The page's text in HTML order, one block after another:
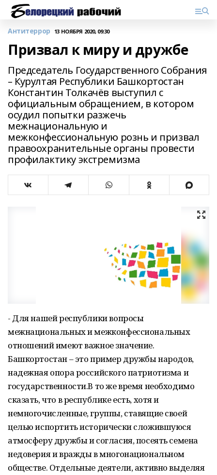
Антитеррор 13 НОЯБРЯ 2020, 09:30
Призвал к миру и дружбе
Председатель Государственного Собрания
– Курултая Республики Башкортостан
Константин Толкачёв выступил с
официальным обращением, в котором
осудил попытки разжечь
межнациональную и
межконфессиональную рознь и призвал
правоохранительные органы провести
профилактику экстремизма
- Для нашей республики вопросы
межнациональных и межконфессиональных
отношений имеют важное значение.
Башкортостан – это пример дружбы народов,
надежная опора российского патриотизма и
государственности.В то же время необходимо
сказать, что в республике есть, хотя и
немногочисленные, группы, ставящие своей
целью испортить исторически сложившуюся
атмосферу дружбы и согласия, посеять семена
недоверия и вражды в многонациональном
обществе. Отдельные деятели, активно выделяя